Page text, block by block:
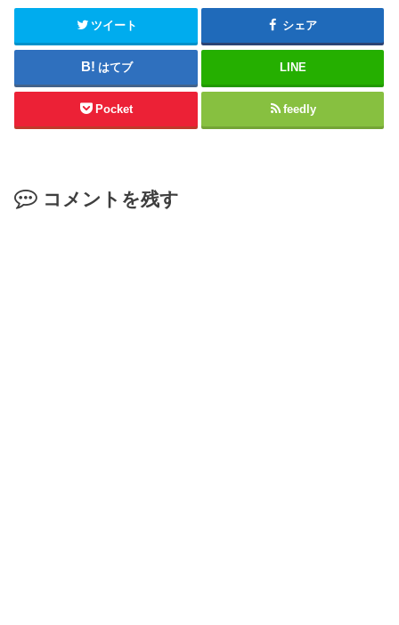
ツイート シェア
はてブ LINE
Pocket feedly
コメントを残す